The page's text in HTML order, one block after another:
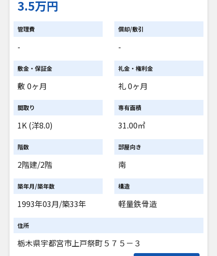
3.5万円
管理費
-
償却/敷引
-
敷金・保証金
敷 0ヶ月
礼金・権利金
礼 0ヶ月
間取り
1K (洋8.0)
専有面積
31.00㎡
階数
2階建/2階
部屋向き
南
築年月/築年数
1993年03月/築33年
構造
軽量鉄骨造
住所
栃木県宇都宮市上戸祭町５７５－３